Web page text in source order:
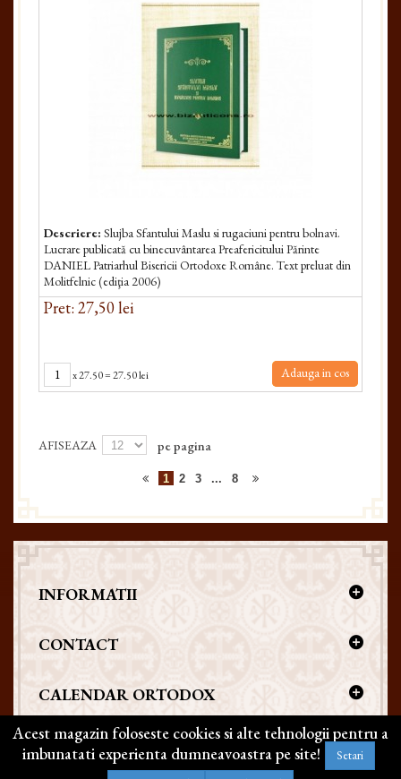
Descriere: Slujba Sfantului Maslu si rugaciuni pentru bolnavi.
Lucrare publicată cu binecuvântarea Preafericitului Părinte
DANIEL Patriarhul Bisericii Ortodoxe Române. Text preluat din
Molitfelnic (ediţia 2006)
Pret: 27,50 lei
x27.50=27.50 lei Adauga in cos
AFISEAZA pe pagina
1 2 3 ... 8
INFORMATII
CONTACT
CALENDAR ORTODOX
Copyright @ 2026 | BIZANTICONS. Toate drepturile rezervate
Acest magazin foloseste cookies si alte tehnologii pentru a
imbunatati experienta dumneavoastra pe site!
Setari